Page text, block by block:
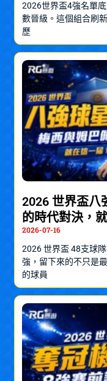
2026世界盃4強名單
數晉級。這個組合刷
歷
2026 世界盃八
的時代對決，
2026-07-16
2026 世界盃 48支球
強，留下來的不只是
的球員